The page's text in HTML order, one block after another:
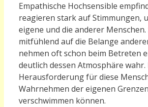
Empathische Hochsensible
reagieren stark auf Stimmungen,
eigene und die anderer Menschen.
mitfühlend auf die Belange
nehmen oft schon beim Betreten
deutlich dessen Atmosphäre wahr.
Herausforderung für diese
Wahrnehmen der eigenen
verschwimmen können.